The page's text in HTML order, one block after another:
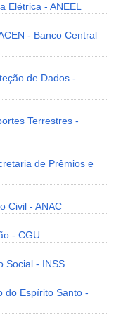
Elétrica - ANEEL
- Banco Central
de Dados -
Terrestres -
de Prêmios e
Civil - ANAC
- CGU
Social - INSS
do Espírito Santo -